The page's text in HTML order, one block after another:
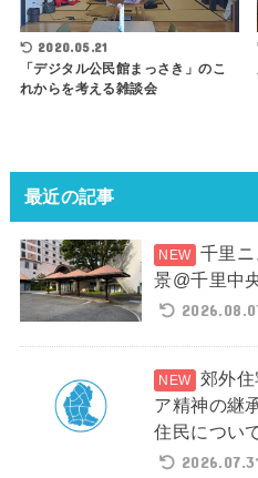
2020.05.21
「デジタル公民館まっさき」のこ
れからを考える雑談会
最近の記事
千里
景@千里中
郊外
ア精神の継
住民につい